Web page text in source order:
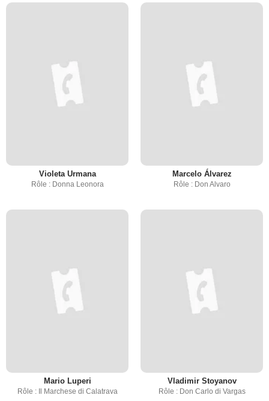
Violeta Urmana
Rôle : Donna Leonora
Marcelo Álvarez
Rôle : Don Alvaro
Mario Luperi
Rôle : Il Marchese di Calatrava
Vladimir Stoyanov
Rôle : Don Carlo di Vargas